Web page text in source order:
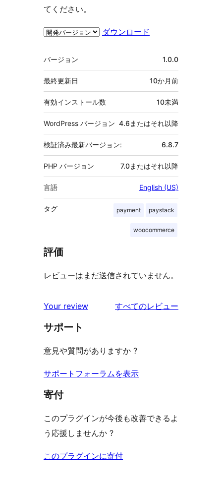
てください。
ダウンロード
メ
タ
バージョン 1.0.0
最終更新日 10か月前
有効インストール数 10未満
WordPress バージョン 4.6またはそれ以降
検証済み最新バージョン: 6.8.7
PHP バージョン 7.0またはそれ以降
言語 English (US)
タグ payment paystack
woocommerce
評価
レビューはまだ送信されていません。
Your review すべてのレビュー
サポート
意見や質問がありますか ?
サポートフォーラムを表示
寄付
このプラグインが今後も改善できるよ
う応援しませんか ?
このプラグインに寄付